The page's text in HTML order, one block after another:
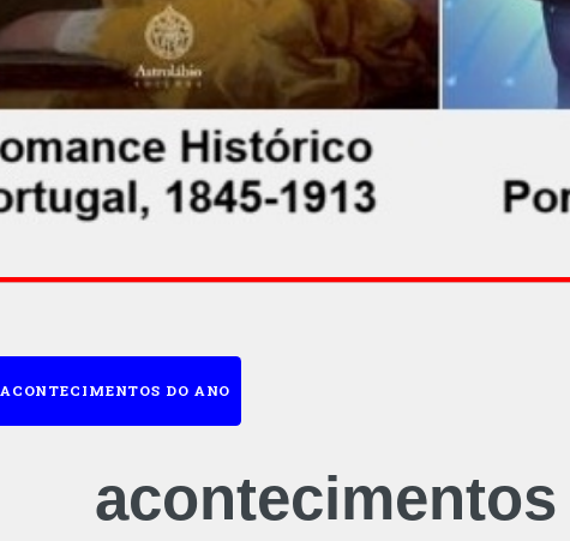
ACONTECIMENTOS DO ANO